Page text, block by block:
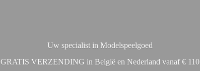
Uw specialist in Modelspeelgoed
GRATIS VERZENDING in België en Nederland vanaf € 110